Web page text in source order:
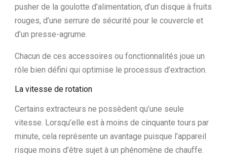
pusher de la goulotte d’alimentation, d’un disque à fruits
rouges, d’une serrure de sécurité pour le couvercle et
d’un presse-agrume.
Chacun de ces accessoires ou fonctionnalités joue un
rôle bien défini qui optimise le processus d’extraction.
La vitesse de rotation
Certains extracteurs ne possèdent qu’une seule
vitesse. Lorsqu’elle est à moins de cinquante tours par
minute, cela représente un avantage puisque l’appareil
risque moins d’être sujet à un phénomène de chauffe.